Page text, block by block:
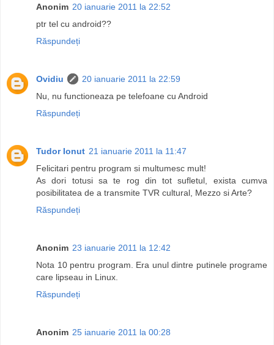
Anonim 20 ianuarie 2011 la 22:52
ptr tel cu android??
Răspundeți
Ovidiu
20 ianuarie 2011 la 22:59
Nu, nu functioneaza pe telefoane cu Android
Răspundeți
Tudor Ionut 21 ianuarie 2011 la 11:47
Felicitari pentru program si multumesc mult!
As dori totusi sa te rog din tot sufletul, exista cumva
posibilitatea de a transmite TVR cultural, Mezzo si Arte?
Răspundeți
Anonim 23 ianuarie 2011 la 12:42
Nota 10 pentru program. Era unul dintre putinele programe
care lipseau in Linux.
Răspundeți
Anonim 25 ianuarie 2011 la 00:28